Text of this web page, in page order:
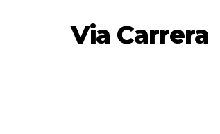
Via Carrera